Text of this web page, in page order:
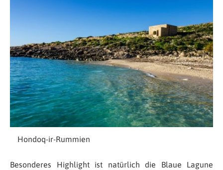
Hondoq-ir-Rummien
Besonderes Highlight ist natürlich die Blaue Lagune